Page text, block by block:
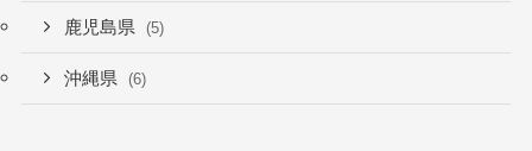
鹿児島県 (5)
沖縄県 (6)